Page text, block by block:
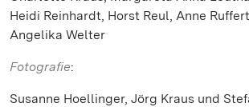
Heidi Reinhardt, Horst Reul, Anne
Angelika Welter
Fotografie:
Susanne Hoellinger, Jörg Kraus und